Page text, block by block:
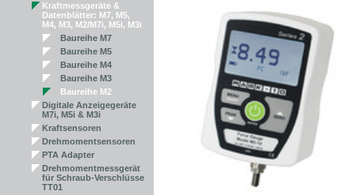
Kraftmessgeräte &
Datenblätter: M7, M5,
M4, M3, M2/M7i, M5i, M3i
Baureihe M7
Baureihe M5
Baureihe M4
Baureihe M3
Baureihe M2
Digitale Anzeigegeräte
M7i, M5i & M3i
Kraftsensoren
Drehmomentsensoren
PTA Adapter
Drehmomentmessgerät
für Schraub-Verschlüsse
TT01